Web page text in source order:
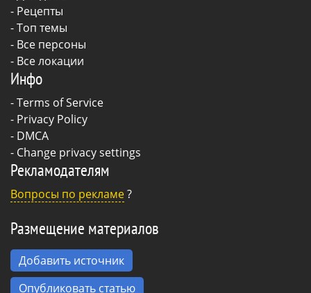
- Рецепты
- Топ темы
- Все персоны
- Все локации
Инфо
-Terms of Service
- Privacy Policy
- DMCA
- Change privacy settings
Рекламодателям
Вопросы по рекламе?
Размещение материалов
Добавить источник
Опубликовать статью